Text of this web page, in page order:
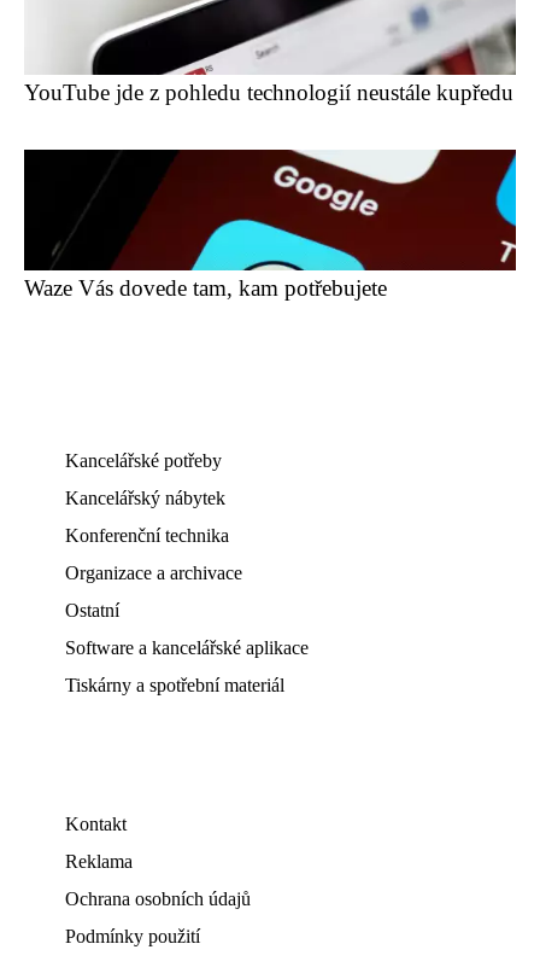
YouTube jde z pohledu technologií neustále kupředu
Waze Vás dovede tam, kam potřebujete
Kancelářské potřeby
Kancelářský nábytek
Konferenční technika
Organizace a archivace
Ostatní
Software a kancelářské aplikace
Tiskárny a spotřební materiál
Kontakt
Reklama
Ochrana osobních údajů
Podmínky použití